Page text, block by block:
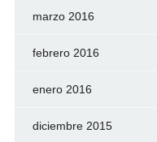
marzo 2016
febrero 2016
enero 2016
diciembre 2015